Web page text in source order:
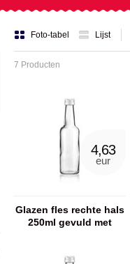
Foto-tabel Lijst
7 Producten
4,63
eur
Glazen fles rechte hals
250ml gevuld met